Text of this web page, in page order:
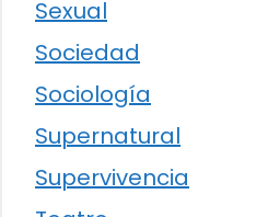
Sexual
Sociedad
Sociología
Supernatural
Supervivencia